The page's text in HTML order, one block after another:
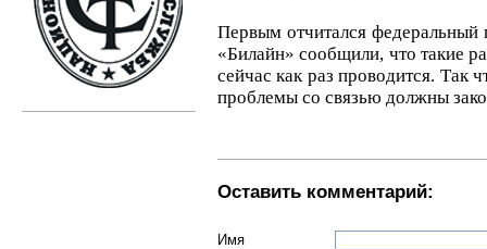
Первым отчитался федеральный
«Билайн» сообщили, что такие
сейчас как раз проводится. Так
проблемы со связью должны
Оставить комментарий:
Имя